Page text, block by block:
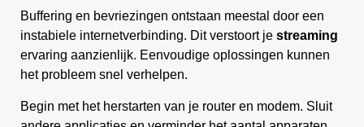
Buffering en bevriezingen ontstaan meestal door een
instabiele internetverbinding. Dit verstoort je streaming
ervaring aanzienlijk. Eenvoudige oplossingen kunnen
het probleem snel verhelpen.
Begin met het herstarten van je router en modem. Sluit